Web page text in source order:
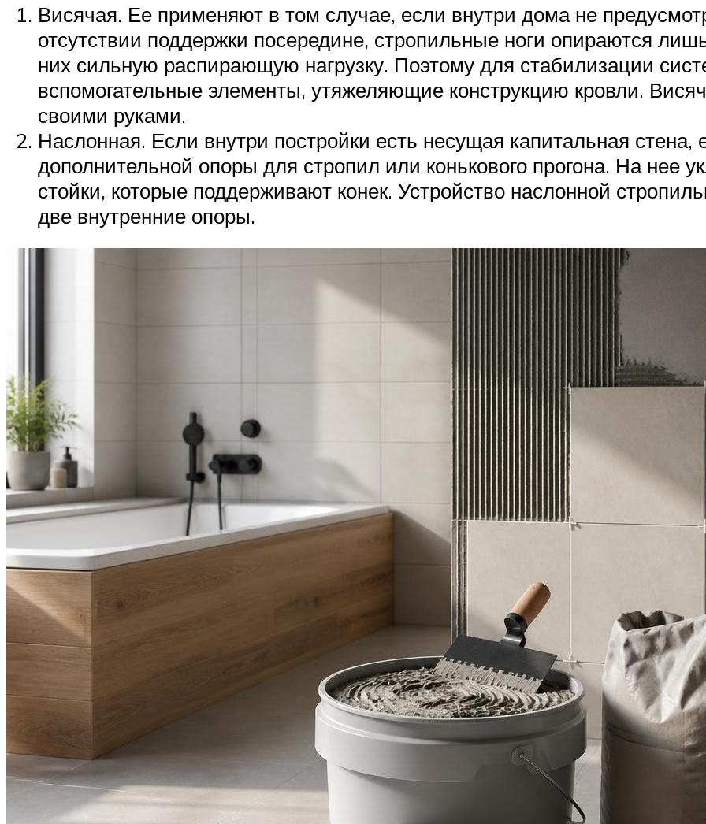
Висячая. Ее применяют в том случае, если внутри дома не
отсутствии поддержки посередине, стропильные ноги опираются
них сильную распирающую нагрузку. Поэтому для стабилизации
вспомогательные элементы, утяжеляющие конструкцию кровли.
своими руками.
Наслонная. Если внутри постройки есть несущая капитальная стена,
дополнительной опоры для стропил или конькового прогона. На нее
стойки, которые поддерживают конек. Устройство наслонной
две внутренние опоры.